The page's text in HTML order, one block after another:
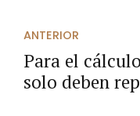
ANTERIOR
Para el
solo deben
obra pública